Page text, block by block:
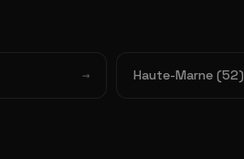
Haute-Marne (52)